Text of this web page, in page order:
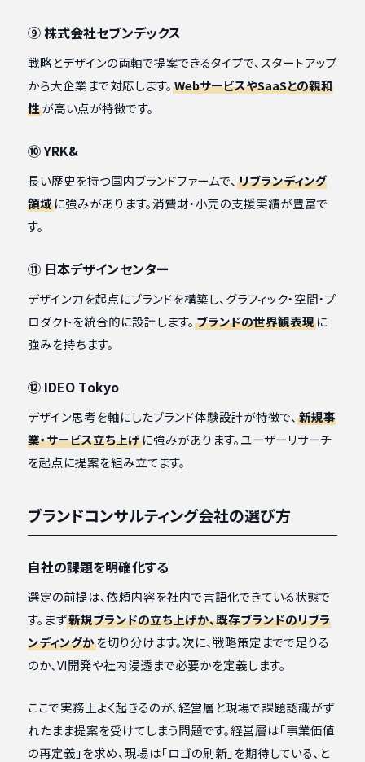
⑨ 株式会社セブンデックス
戦略とデザインの両軸で提案できるタイプで、スタートアップ
から大企業まで対応します。 WebサービスやSaaSとの親和
性が高い点が特徴です。
⑩ YRK&
長い歴史を持つ国内ブランドファームで、 リブランディング
領域に強みがあります。消費財・小売の支援実績が豊富で
す。
⑪ 日本デザインセンター
デザイン力を起点にブランドを構築し、グラフィック・空間・プ
ロダクトを統合的に設計します。 ブランドの世界観表現に
強みを持ちます。
⑫ IDEO Tokyo
デザイン思考を軸にしたブランド体験設計が特徴で、 新規事
業・サービス立ち上げに強みがあります。ユーザーリサーチ
を起点に提案を組み立てます。
ブランドコンサルティング会社の選び方
自社の課題を明確化する
選定の前提は、依頼内容を社内で言語化できている状態で
す。まず新規ブランドの立ち上げか、既存ブランドのリブラ
ンディングかを切り分けます。次に、戦略策定までで足りる
のか、VI開発や社内浸透まで必要かを定義します。
ここで実務上よく起きるのが、経営層と現場で課題認識がず
れたまま提案を受けてしまう問題です。経営層は「事業価値
の再定義」を求め、現場は「ロゴの刷新」を期待している、と